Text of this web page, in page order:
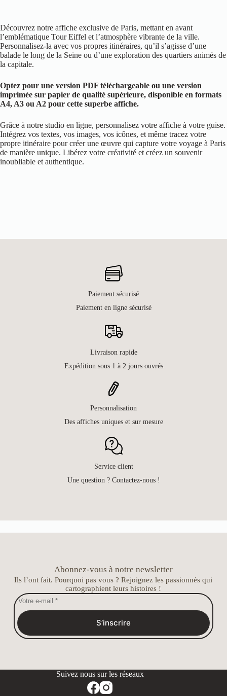
Découvrez notre affiche exclusive de Paris, mettant en avant
l’emblématique Tour Eiffel et l’atmosphère vibrante de la ville.
Personnalisez-la avec vos propres itinéraires, qu’il s’agisse d’une
balade le long de la Seine ou d’une exploration des quartiers animés de
la capitale.
Optez pour une version PDF téléchargeable ou une version
imprimée sur papier de qualité supérieure, disponible en formats
A4, A3 ou A2 pour cette superbe affiche.
Grâce à notre studio en ligne, personnalisez votre affiche à votre guise.
Intégrez vos textes, vos images, vos icônes, et même tracez votre
propre itinéraire pour créer une œuvre qui capture votre voyage à Paris
de manière unique. Libérez votre créativité et créez un souvenir
inoubliable et authentique.
Paiement sécurisé
Paiement en ligne sécurisé
Livraison rapide
Expédition sous 1 à 2 jours ouvrés
Personnalisation
Des affiches uniques et sur mesure
Service client
Une question ? Contactez-nous !
Abonnez-vous à notre newsletter
Ils l’ont fait. Pourquoi pas vous ? Rejoignez les passionnés qui
cartographient leurs histoires !
S’inscrire